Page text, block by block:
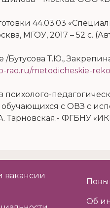
44.03.03
МГОУ, 2017 – 52 с.
Т.Ю.,
rao.ru/metodicheskie-
с ОВЗ с
Тарновская.- ФГБНУ
вакансии
Об